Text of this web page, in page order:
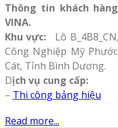
Thông tin khách
VINA.
Khu vực:
Lô
Công Nghiệp Mỹ
Cát, Tỉnh Bình Dương.
Dịch vụ cung cấp:
– Thi công bảng hiệu
Read more...